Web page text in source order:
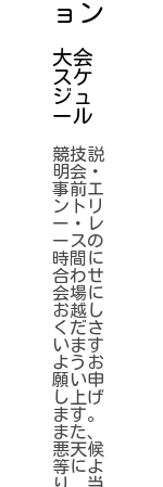
ョン
大会
スケ
ジュ
ール
競技説
明会・
事前エ
ントリ
ー・レ
ースの
時間に
合わせ
会場に
お越し
くださ
います
ようお
願い申
し上げ
ます。
また、
悪天候
等によ